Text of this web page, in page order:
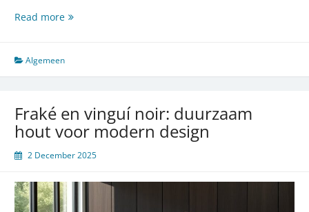
Read moreOpvallen
tips
voor
stand
Algemeen
Fraké en vinguí noir: duurzaam
hout voor modern design
2 December 2025